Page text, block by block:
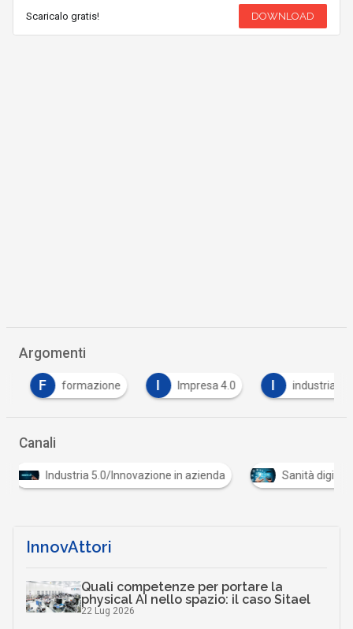
Scaricalo gratis! DOWNLOAD
Argomenti
F formazione I Impresa 4.0 I industria 4.0
Canali
Industria 5.0/Innovazione in azienda Sanità
InnovAttori
Quali competenze per portare la
physical AI nello spazio: il caso Sitael
22 Lug 2026